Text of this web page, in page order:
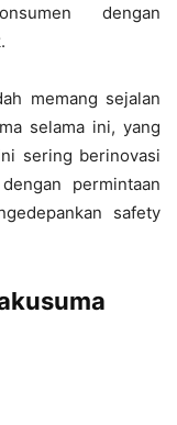
dengan
memang sejalan
selama ini, yang
sering berinovasi
permintaan
safety